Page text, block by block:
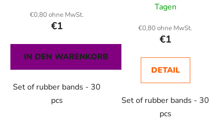
€0,80 ohne MwSt.
€1
IN DEN WARENKORB
Set of rubber bands - 30
pcs
Tagen
€0,80 ohne MwSt.
€1
DETAIL
Set of rubber bands - 30
pcs